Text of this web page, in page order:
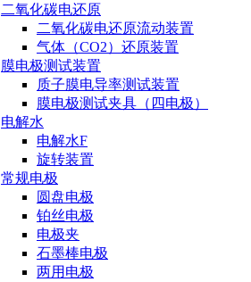
二氧化碳电还原
二氧化碳电还原流动装置
气体（CO2）还原装置
膜电极测试装置
质子膜电导率测试装置
膜电极测试夹具（四电极）
电解水
电解水F
旋转装置
常规电极
圆盘电极
铂丝电极
电极夹
石墨棒电极
两用电极